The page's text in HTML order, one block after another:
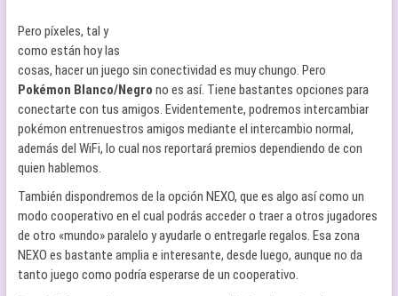
Pero píxeles, tal y
como están hoy las
cosas, hacer un juego sin conectividad es muy chungo. Pero
Pokémon Blanco/Negro no es así. Tiene bastantes opciones para
conectarte con tus amigos. Evidentemente, podremos intercambiar
pokémon entrenuestros amigos mediante el intercambio normal,
además del WiFi, lo cual nos reportará premios dependiendo de con
quien hablemos.
También dispondremos de la opción NEXO, que es algo así como un
modo cooperativo en el cual podrás acceder o traer a otros jugadores
de otro «mundo» paralelo y ayudarle o entregarle regalos. Esa zona
NEXO es bastante amplia e interesante, desde luego, aunque no da
tanto juego como podría esperarse de un cooperativo.